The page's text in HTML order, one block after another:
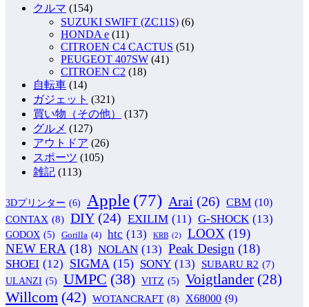
クルマ (154)
SUZUKI SWIFT (ZC11S) (6)
HONDA e (11)
CITROEN C4 CACTUS (51)
PEUGEOT 407SW (41)
CITROEN C2 (18)
自転車 (14)
ガジェット (321)
買い物（その他）
(137)
グルメ (127)
アウトドア (26)
スポーツ (105)
雑記 (113)
3Dプリンター (6) Apple (77) Arai (26) CBM (10)
CONTAX (8) DIY (24) EXILIM (11) G-SHOCK (13)
GODOX (5) Gorilla (4) htc (13) KRB (2) LOOX (19)
NEW ERA (18) NOLAN (13) Peak Design (18)
SHOEI (12) SIGMA (15) SONY (13) SUBARU R2 (7)
ULANZI (5) UMPC (38) VITZ (5) Voigtlander (28)
Willcom (42) WOTANCRAFT (8) X68000 (9)